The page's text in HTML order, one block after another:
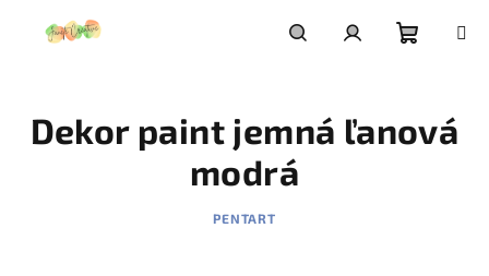
košík
Dekor paint jemná ľanová
modrá
PENTART